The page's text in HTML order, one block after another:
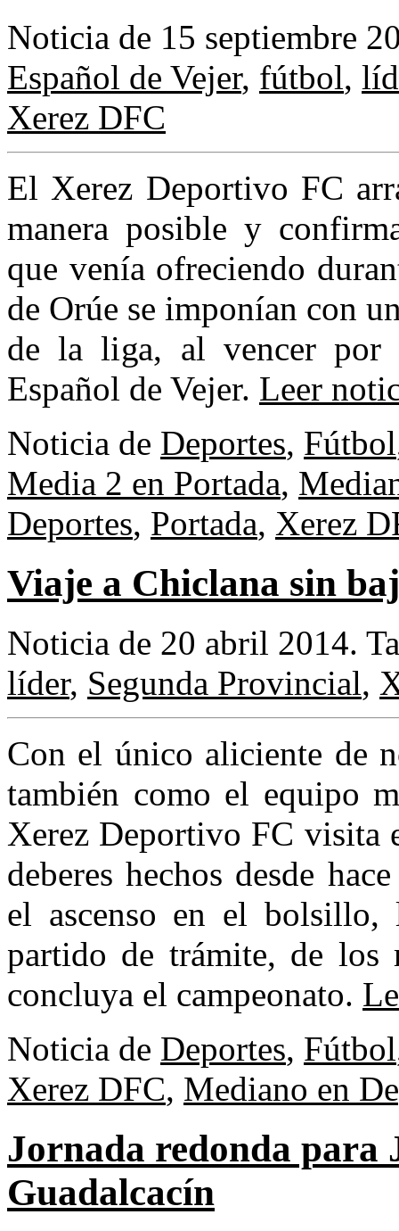
Noticia de 15 septiembre
Español de Vejer, fútbol,
Xerez DFC
El Xerez Deportivo FC
manera posible y
que venía ofreciendo
de Orúe se imponían con
de la liga, al vencer por
Español de Vejer. Leer
Noticia de Deportes, Fútbol
Media 2 en Portada,
Deportes, Portada, Xerez
Viaje a Chiclana sin
Noticia de 20 abril 2014.
líder, Segunda Provincial,
Con el único aliciente de
también como el equipo
Xerez Deportivo FC visita
deberes hechos desde
el ascenso en el
partido de trámite, de los
concluya el campeonato.
Noticia de Deportes, Fútbol
Xerez DFC, Mediano en
Jornada redonda para
Guadalcacín